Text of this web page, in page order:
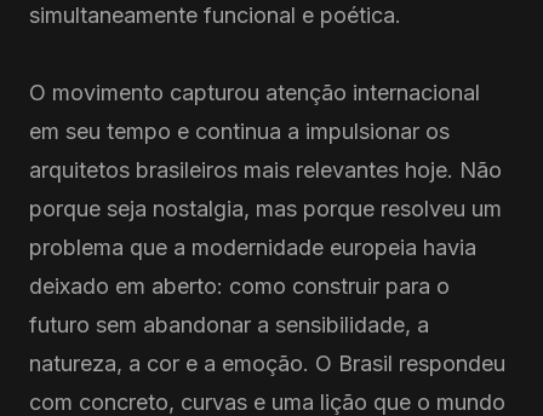
simultaneamente funcional e poética.
O movimento capturou atenção internacional
em seu tempo e continua a impulsionar os
arquitetos brasileiros mais relevantes hoje. Não
porque seja nostalgia, mas porque resolveu um
problema que a modernidade europeia havia
deixado em aberto: como construir para o
futuro sem abandonar a sensibilidade, a
natureza, a cor e a emoção. O Brasil respondeu
com concreto, curvas e uma lição que o mundo